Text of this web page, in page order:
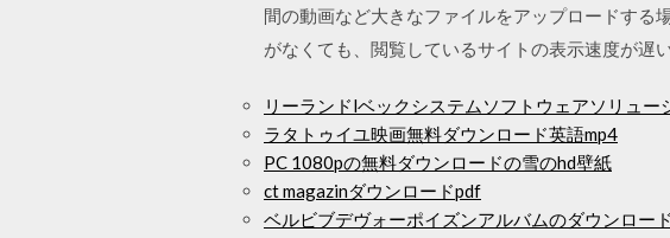
間の動画など大きなファイルをアップロードする
がなくても、閲覧しているサイトの表示速度が遅
リーランドlベックシステムソフトウェアソリュ
ラタトゥイユ映画無料ダウンロード英語mp4
PC 1080pの無料ダウンロードの雪のhd壁紙
ct magazinダウンロードpdf
ベルビブデヴォーポイズンアルバムのダウンロード